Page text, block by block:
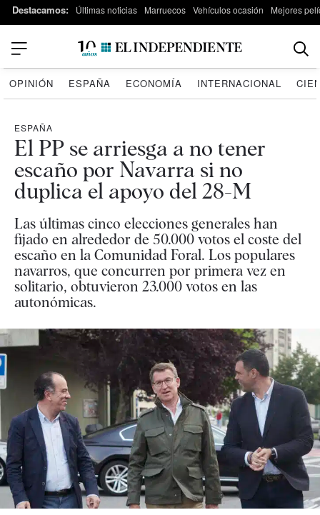
Destacamos: Últimas noticias Marruecos Vehículos ocasión Mejores
OPINIÓN ESPAÑA ECONOMÍA INTERNACIONAL
ESPAÑA
El PP se arriesga a no tener
escaño por Navarra si no
duplica el apoyo del 28-M
Las últimas cinco elecciones generales han
fijado en alrededor de 50.000 votos el coste del
escaño en la Comunidad Foral. Los populares
navarros, que concurren por primera vez en
solitario, obtuvieron 23.000 votos en las
autonómicas.